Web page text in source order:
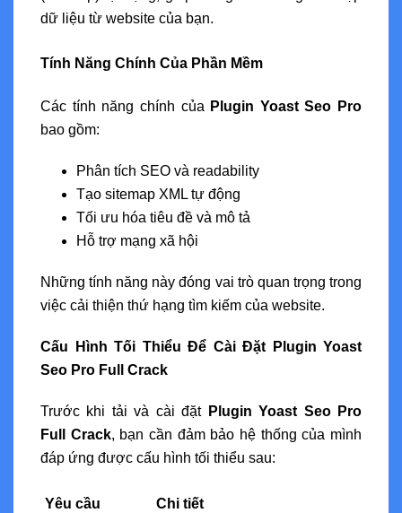
dữ liệu từ website của bạn.
Tính Năng Chính Của Phần Mềm
Các tính năng chính của Plugin Yoast Seo Pro
bao gồm:
Phân tích SEO và readability
Tạo sitemap XML tự động
Tối ưu hóa tiêu đề và mô tả
Hỗ trợ mạng xã hội
Những tính năng này đóng vai trò quan trọng trong
việc cải thiện thứ hạng tìm kiếm của website.
Cấu Hình Tối Thiểu Để Cài Đặt Plugin Yoast
Seo Pro Full Crack
Trước khi tải và cài đặt Plugin Yoast Seo Pro
Full Crack, bạn cần đảm bảo hệ thống của mình
đáp ứng được cấu hình tối thiểu sau:
Yêu cầu Chi tiết